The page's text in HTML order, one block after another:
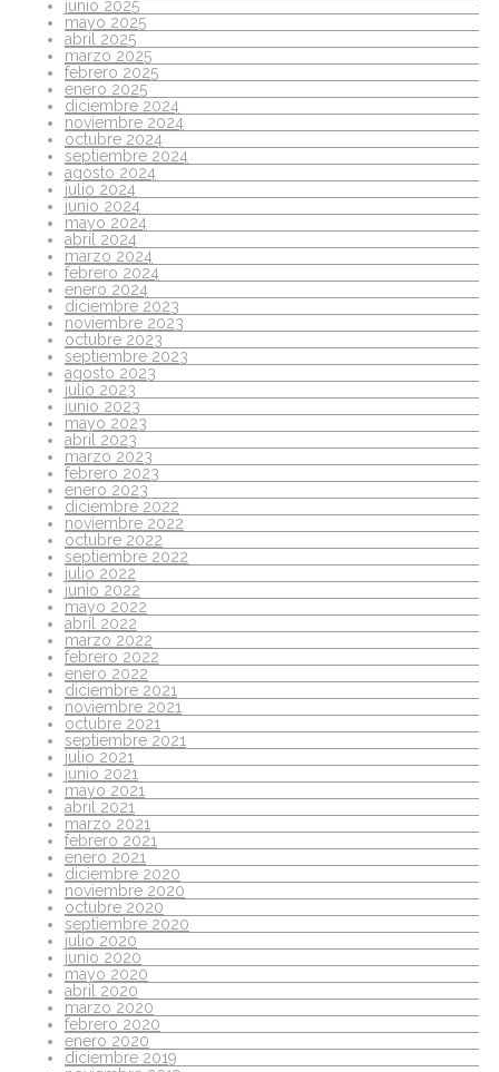
junio 2025
mayo 2025
abril 2025
marzo 2025
febrero 2025
enero 2025
diciembre 2024
noviembre 2024
octubre 2024
septiembre 2024
agosto 2024
julio 2024
junio 2024
mayo 2024
abril 2024
marzo 2024
febrero 2024
enero 2024
diciembre 2023
noviembre 2023
octubre 2023
septiembre 2023
agosto 2023
julio 2023
junio 2023
mayo 2023
abril 2023
marzo 2023
febrero 2023
enero 2023
diciembre 2022
noviembre 2022
octubre 2022
septiembre 2022
julio 2022
junio 2022
mayo 2022
abril 2022
marzo 2022
febrero 2022
enero 2022
diciembre 2021
noviembre 2021
octubre 2021
septiembre 2021
julio 2021
junio 2021
mayo 2021
abril 2021
marzo 2021
febrero 2021
enero 2021
diciembre 2020
noviembre 2020
octubre 2020
septiembre 2020
julio 2020
junio 2020
mayo 2020
abril 2020
marzo 2020
febrero 2020
enero 2020
diciembre 2019